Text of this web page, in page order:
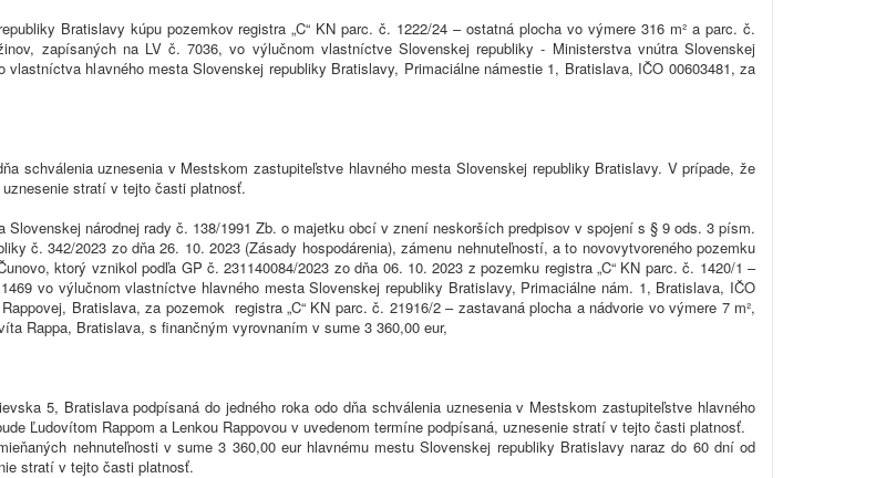
Bratislavy kúpu pozemkov registra „C“ KN parc. č. 1222/24 – ostatná plocha vo výmere 316 m² a parc. č.
zapísaných na LV č. 7036, vo výlučnom vlastníctve Slovenskej republiky - Ministerstva vnútra Slovenskej
hlavného mesta Slovenskej republiky Bratislavy, Primaciálne námestie 1, Bratislava, IČO 00603481, za
schválenia uznesenia v Mestskom zastupiteľstve hlavného mesta Slovenskej republiky Bratislavy. V prípade, že
stratí v tejto časti platnosť.
národnej rady č. 138/1991 Zb. o majetku obcí v znení neskorších predpisov v spojení s § 9 ods. 3 písm.
č. 342/2023 zo dňa 26. 10. 2023 (Zásady hospodárenia), zámenu nehnuteľností, a to novovytvoreného pozemku
ktorý vznikol podľa GP č. 231140084/2023 zo dňa 06. 10. 2023 z pozemku registra „C“ KN parc. č. 1420/1 –
vo výlučnom vlastníctve hlavného mesta Slovenskej republiky Bratislavy, Primaciálne nám. 1, Bratislava, IČO
Bratislava, za pozemok registra „C“ KN parc. č. 21916/2 – zastavaná plocha a nádvorie vo výmere 7 m²,
Rappa, Bratislava, s finančným vyrovnaním v sume 3 360,00 eur,
5, Bratislava podpísaná do jedného roka odo dňa schválenia uznesenia v Mestskom zastupiteľstve hlavného
Ľudovítom Rappom a Lenkou Rappovou v uvedenom termíne podpísaná, uznesenie stratí v tejto časti platnosť.
nehnuteľnosti v sume 3 360,00 eur hlavnému mestu Slovenskej republiky Bratislavy naraz do 60 dní od
stratí v tejto časti platnosť.